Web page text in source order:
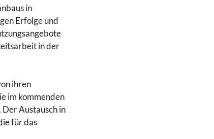
in
Erfolge und
in der
ihren
im kommenden
Austausch in
für das